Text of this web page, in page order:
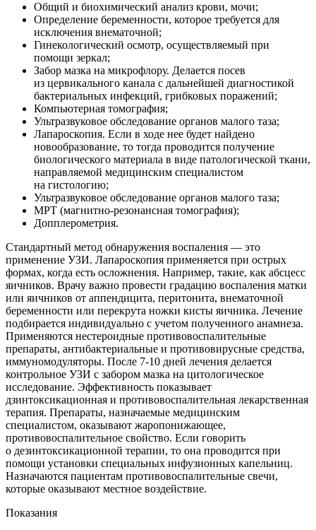
Общий и биохимический анализ крови, мочи;
Определение беременности, которое требуется для
исключения внематочной;
Гинекологический осмотр, осуществляемый при
помощи зеркал;
Забор мазка на микрофлору. Делается посев
из цервикального канала с дальнейшей диагностикой
бактериальных инфекций, грибковых поражений;
Компьютерная томография;
Ультразвуковое обследование органов малого таза;
Лапароскопия. Если в ходе нее будет найдено
новообразование, то тогда проводится получение
биологического материала в виде патологической ткани,
направляемой медицинским специалистом
на гистологию;
Ультразвуковое обследование органов малого таза;
МРТ (магнитно-резонансная томография);
Допплерометрия.
Стандартный метод обнаружения воспаления — это
применение УЗИ. Лапароскопия применяется при острых
формах, когда есть осложнения. Например, такие, как абсцесс
яичников. Врачу важно провести градацию воспаления матки
или яичников от аппендицита, перитонита, внематочной
беременности или перекрута ножки кисты яичника. Лечение
подбирается индивидуально с учетом полученного анамнеза.
Применяются нестероидные противовоспалительные
препараты, антибактериальные и противовирусные средства,
иммуномодуляторы. После 7-10 дней лечения делается
контрольное УЗИ с забором мазка на цитологическое
исследование. Эффективность показывает
дзинтоксикационная и противовоспалительная лекарственная
терапия. Препараты, назначаемые медицинским
специалистом, оказывают жаропонижающее,
противовоспалительное свойство. Если говорить
о дезинтоксикационной терапии, то она проводится при
помощи установки специальных инфузионных капельниц.
Назначаются пациентам противовоспалительные свечи,
которые оказывают местное воздействие.
Показания